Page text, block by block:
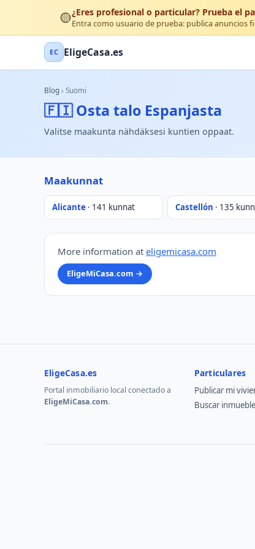
🟡¿Eres profesional o particular? Prueba el
Entra como usuario de prueba: publica anuncios
EC EligeCasa.es
Blog› Suomi
🇫🇮 Osta talo Espanjasta
Valitse maakunta nähdäksesi kuntien oppaat.
Maakunnat
Alicante · 141 kunnat Castellón · 135
More information at eligemicasa.com
EligeMiCasa.com →
EligeCasa.es
Portal inmobiliario local conectado a
EligeMiCasa.com.
Particulares
Publicar mi
Buscar